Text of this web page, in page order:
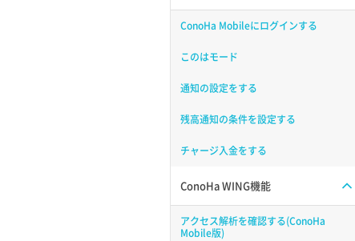
ConoHa Mobileにログインする
このはモード
通知の設定をする
残高通知の条件を設定する
チャージ入金をする
ConoHa WING機能
アクセス解析を確認する(ConoHa
Mobile版)